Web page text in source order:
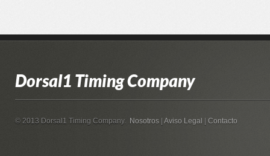
Dorsal1 Timing Company
© 2013 Dorsal1 Timing Company. Nosotros Aviso Legal Contacto